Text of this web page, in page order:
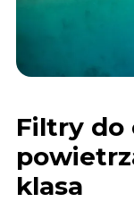
Filtry do
klasa